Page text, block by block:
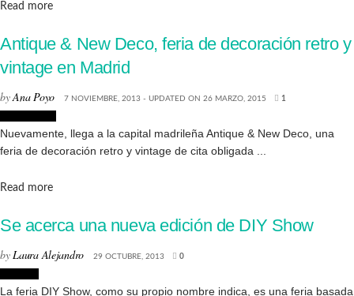
Read moreDetails
Antique & New Deco, feria de decoración retro y
vintage en Madrid
byAna Poyo 7 NOVIEMBRE, 2013 - UPDATED ON 26 MARZO, 2015 1
Nuevamente, llega a la capital madrileña Antique & New Deco, una
feria de decoración retro y vintage de cita obligada ...
Read moreDetails
Se acerca una nueva edición de DIY Show
by Laura Alejandro 29 OCTUBRE, 2013 0
La feria DIY Show, como su propio nombre indica, es una feria basada